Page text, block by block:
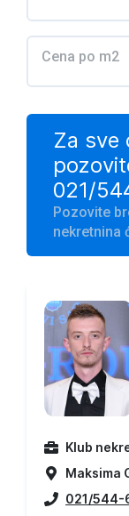
Cena po m2
Za sve
021/
Pozovite
nekretnina
Klub
Maksima
021/544-